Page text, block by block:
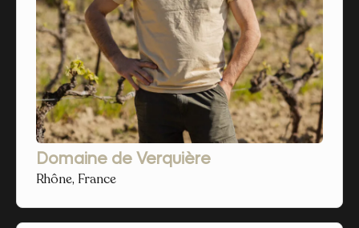
Domaine de Verquière
Rhône, France